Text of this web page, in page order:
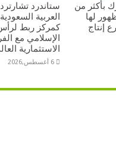
بأكثر من
لها
إنتاج
ستاندرد
العربية
كمركز ربط
الإسلامي مع
الاستثمارية
6 أغسطس,2026